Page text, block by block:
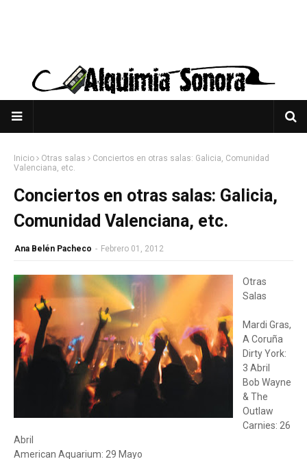
Inicio Otras salas
Conciertos en otras salas: Galicia, Comunidad
Valenciana, etc.
Conciertos en otras salas: Galicia,
Comunidad Valenciana, etc.
Ana Belén Pacheco - Febrero 01, 2012
Otras
Salas
Mardi Gras,
A Coruña
Dirty York:
3 Abril
Bob Wayne
& The
Outlaw
Carnies: 26
Abril
American Aquarium: 29 Mayo